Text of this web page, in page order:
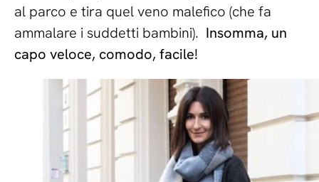
al parco e tira quel veno malefico (che fa
ammalare i suddetti bambini). Insomma, un
capo veloce, comodo, facile!